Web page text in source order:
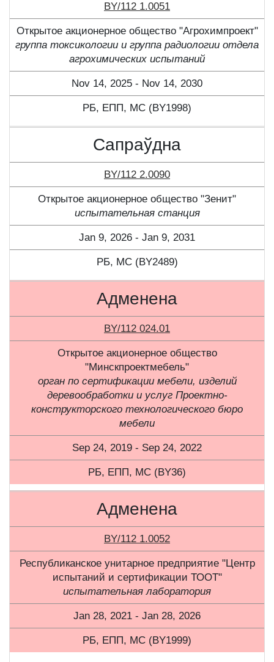
BY/112 1.0051
Открытое акционерное общество "Агрохимпроект"
группа токсикологии и группа радиологии отдела
агрохимических испытаний
Nov 14, 2025 - Nov 14, 2030
РБ, ЕПП, МС (BY1998)
Сапраўдна
BY/112 2.0090
Открытое акционерное общество "Зенит"
испытательная станция
Jan 9, 2026 - Jan 9, 2031
РБ, МС (BY2489)
Адменена
BY/112 024.01
Открытое акционерное общество
"Минскпроектмебель"
орган по сертификации мебели, изделий
деревообработки и услуг Проектно-
конструкторского технологического бюро
мебели
Sep 24, 2019 - Sep 24, 2022
РБ, ЕПП, МС (BY36)
Адменена
BY/112 1.0052
Республиканское унитарное предприятие "Центр
испытаний и сертификации ТООТ"
испытательная лаборатория
Jan 28, 2021 - Jan 28, 2026
РБ, ЕПП, МС (BY1999)